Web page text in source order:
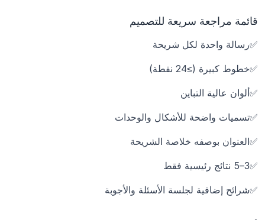
قائمة مراجعة سريعة للتصميم
✅رسالة واحدة لكل شريحة
✅خطوط كبيرة (≥24 نقطة)
✅ألوان عالية التباين
✅تسميات واضحة للأشكال والوحدات
✅العنوان بوصفه خلاصة الشريحة
✅3–5 نتائج رئيسية فقط
✅شرائح إضافية لجلسة الأسئلة والأجوبة